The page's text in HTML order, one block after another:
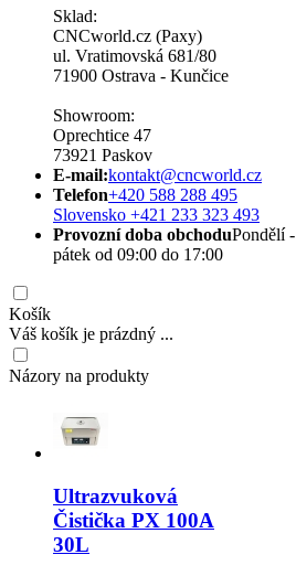
Sklad:
CNCworld.cz (Paxy)
ul. Vratimovská 681/80
71900 Ostrava - Kunčice
Showroom:
Oprechtice 47
73921 Paskov
E-mail:kontakt@cncworld.cz
Telefon+420 588 288 495
Slovensko +421 233 323 493
Provozní doba obchoduPondělí -
pátek od 09:00 do 17:00
Košík
Váš košík je prázdný ...
Názory na produkty
Ultrazvuková
Čistička PX 100A
30L